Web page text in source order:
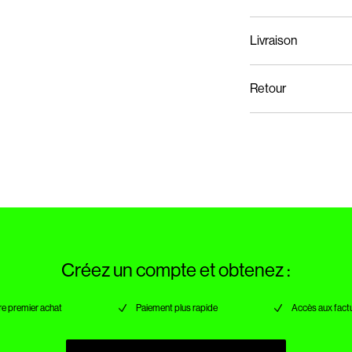
Livraison
Retour
Créez un compte et obtenez :
premier achat Paiement plus rapide Accès aux